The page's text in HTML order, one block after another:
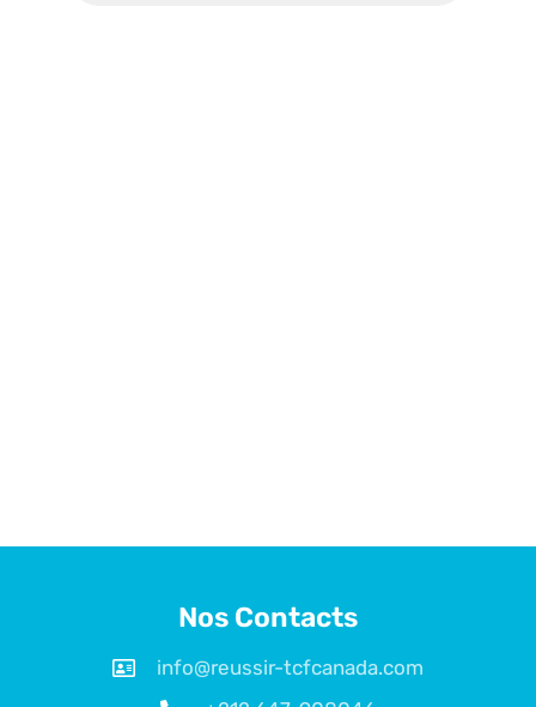
Nos Contacts
info@reussir-tcfcanada.com